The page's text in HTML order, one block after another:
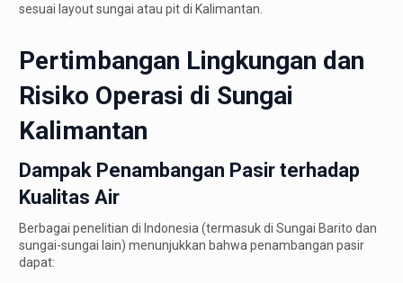
sesuai layout sungai atau pit di Kalimantan.
Pertimbangan Lingkungan dan
Risiko Operasi di Sungai
Kalimantan
Dampak Penambangan Pasir terhadap
Kualitas Air
Berbagai penelitian di Indonesia (termasuk di Sungai Barito dan
sungai-sungai lain) menunjukkan bahwa penambangan pasir
dapat: